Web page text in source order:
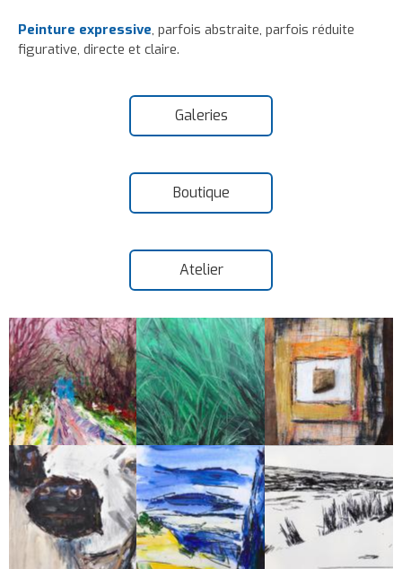
Peinture expressive, parfois abstraite, parfois réduite
figurative, directe et claire.
Galeries
Boutique
Atelier